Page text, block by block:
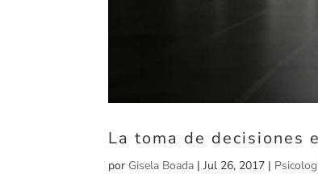
La toma de decisiones
por Gisela Boada |Jul 26, 2017 |